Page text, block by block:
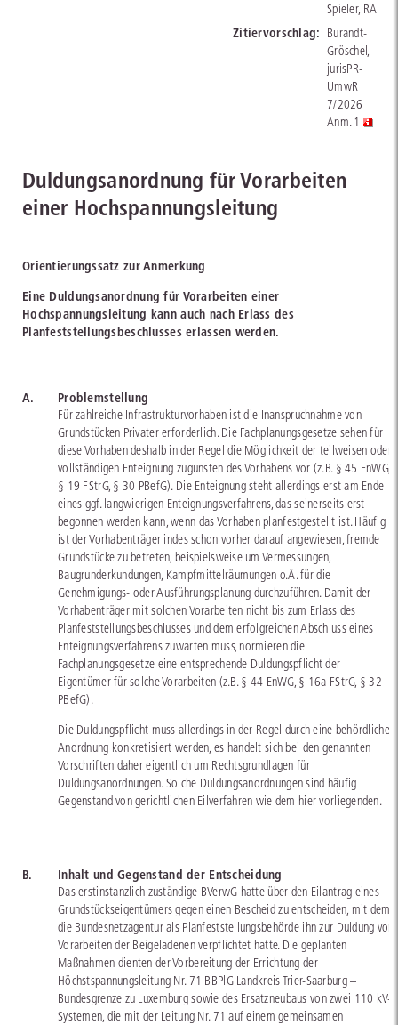
Spieler, RA
Zitiervorschlag: Burandt-
Gröschel,
jurisPR-
UmwR
7/2026
Anm. 1
Duldungsanordnung für Vorarbeiten
einer Hochspannungsleitung
Orientierungssatz zur Anmerkung
Eine Duldungsanordnung für Vorarbeiten einer
Hochspannungsleitung kann auch nach Erlass des
Planfeststellungsbeschlusses erlassen werden.
A. Problemstellung
Für zahlreiche Infrastrukturvorhaben ist die Inanspruchnahme von
Grundstücken Privater erforderlich. Die Fachplanungsgesetze sehen für
diese Vorhaben deshalb in der Regel die Möglichkeit der teilweisen oder
vollständigen Enteignung zugunsten des Vorhabens vor (z.B. § 45 EnWG,
§ 19 FStrG, § 30 PBefG). Die Enteignung steht allerdings erst am Ende
eines ggf. langwierigen Enteignungsverfahrens, das seinerseits erst
begonnen werden kann, wenn das Vorhaben planfestgestellt ist. Häufig
ist der Vorhabenträger indes schon vorher darauf angewiesen, fremde
Grundstücke zu betreten, beispielsweise um Vermessungen,
Baugrunderkundungen, Kampfmittelräumungen o.Ä. für die
Genehmigungs- oder Ausführungsplanung durchzuführen. Damit der
Vorhabenträger mit solchen Vorarbeiten nicht bis zum Erlass des
Planfeststellungsbeschlusses und dem erfolgreichen Abschluss eines
Enteignungsverfahrens zuwarten muss, normieren die
Fachplanungsgesetze eine entsprechende Duldungspflicht der
Eigentümer für solche Vorarbeiten (z.B. § 44 EnWG, § 16a FStrG, § 32
PBefG).
Die Duldungspflicht muss allerdings in der Regel durch eine behördliche
Anordnung konkretisiert werden, es handelt sich bei den genannten
Vorschriften daher eigentlich um Rechtsgrundlagen für
Duldungsanordnungen. Solche Duldungsanordnungen sind häufig
Gegenstand von gerichtlichen Eilverfahren wie dem hier vorliegenden.
B. Inhalt und Gegenstand der Entscheidung
Das erstinstanzlich zuständige BVerwG hatte über den Eilantrag eines
Grundstückseigentümers gegen einen Bescheid zu entscheiden, mit dem
die Bundesnetzagentur als Planfeststellungsbehörde ihn zur Duldung von
Vorarbeiten der Beigeladenen verpflichtet hatte. Die geplanten
Maßnahmen dienten der Vorbereitung der Errichtung der
Höchstspannungsleitung Nr. 71 BBPlG Landkreis Trier-Saarburg –
Bundesgrenze zu Luxemburg sowie des Ersatzneubaus von zwei 110 kV-
Systemen, die mit der Leitung Nr. 71 auf einem gemeinsamen